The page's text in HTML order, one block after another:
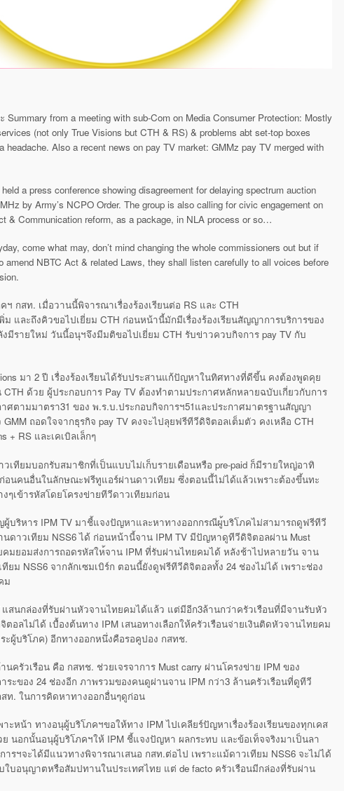
from a meeting with sub-Com on Media Consumer Protection: Mostly
(not only True Visions but CTH & RS) & problems abt set-top boxes
headache. Also a recent news on pay TV market: GMMz pay TV merged with
a press conference showing disagreement for delaying spectrum auction
by Army’s NCPO Order. The group is also calling for civic engagement on
& Communication reform, as a package, in NLA process or so…
come what may, don’t mind changing the whole commissioners out but if
amend NBTC Act & related Laws, they shall listen carefully to all voices before
กสท. เมื่อวานนี้พิจารณาเรื่องร้องเรียนต่อ RS และ CTH
และถึงคิวขอไปเยี่ยม CTH ก่อนหน้านี้มักมีเรื่องร้องเรียนสัญญาการบริการของ
งมีรายใหม่ วันนี้อนุฯจึงมีมติขอไปเยี่ยม CTH รับข่าวควบกิจการ pay TV กับ
มา 2 ปี เรื่องร้องเรียนได้รับประสานแก้ปัญหาในทิศทางที่ดีขึ้น คงต้องพูดคุย
CTH ด้วย ผู้ประกอบการ Pay TV ต้องทำตามประกาศหลักหลายฉบับเกี่ยวกับการ
ศตามมาตรา31 ของ พ.ร.บ.ประกอบกิจการฯ51และประกาศมาตรฐานสัญญา
ถอดใจจากธุรกิจ pay TV คงจะไปลุยฟรีทีวีดิจิตอลเต็มตัว คงเหลือ CTH
+ RS และเคเบิลเล็กๆ
เทียมบอกรับสมาชิกที่เป็นแบบไม่เก็บรายเดือนหรือ pre-paid ก็มีรายใหญ่อาทิ
อนคนอื่นในลักษณะฟรีทูแอร์ผ่านดาวเทียม ซึ่งตอนนี้ไม่ได้แล้วเพราะต้องขึ้นทะ
ๆเข้ารหัสโดยโครงข่ายทีวีดาวเทียมก่อน
ผู้บริหาร IPM TV มาชี้แจงปัญหาและหาทางออกกรณีผู้บริโภคไม่สามารถดูฟรีทีวี
นดาวเทียม NSS6 ได้ ก่อนหน้านี้จาน IPM TV มีปัญหาดูทีวีดิจิตอลผ่าน Must
คมยอมส่งการถอดรหัสให้จาน IPM ที่รับผ่านไทยคมได้ หลังช้าไปหลายวัน จาน
ยม NSS6 จากลักเซมเบิร์ก ตอนนี้ยังดูฟรีทีวีดิจิตอลทั้ง 24 ช่องไม่ได้ เพราะช่อง
ม
สนกล่องที่รับผ่านหัวจานไทยคมได้แล้ว แต่มีอีก3ล้านกว่าครัวเรือนที่มีจานรับหัว
อลไม่ได้ เบื้องต้นทาง IPM เสนอทางเลือกให้ครัวเรือนจ่ายเงินติดหัวจานไทยคม
ะผู้บริโภค) อีกทางออกหนึ่งคือรอคูปอง กสทช.
ครัวเรือน คือ กสทช. ช่วยเจรจาการ Must carry ผ่านโครงข่าย IPM ของ
ระของ 24 ช่องอีก ภาพรวมของคนดูผ่านจาน IPM กว่า3 ล้านครัวเรือนที่ดูทีวี
ท. ในการคิดหาทางออกอื่นๆดูก่อน
ะหน้า ทางอนุผู้บริโภคฯขอให้ทาง IPM ไปเคลียร์ปัญหาเรื่องร้องเรียนของทุกเคส
นอกนั้นอนุผู้บริโภคฯให้ IPM ชี้แจงปัญหา ผลกระทบ และข้อเท็จจริงมาเป็นลา
ารฯจะได้มีแนวทางพิจารณาเสนอ กสท.ต่อไป เพราะแม้ดาวเทียม NSS6 จะไม่ได้
ใบอนุญาตหรือสัมปทานในประเทศไทย แต่ de facto ครัวเรือนมีกล่องที่รับผ่าน